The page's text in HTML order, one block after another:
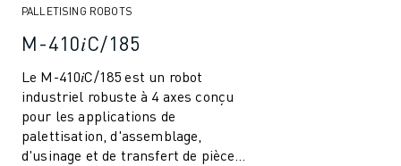
PALLETISING ROBOTS
M-410𝑖C/185
Le M-410𝑖C/185 est un robot
industriel robuste à 4 axes conçu
pour les applications de
palettisation, d'assemblage,
d'usinage et de transfert de pièces